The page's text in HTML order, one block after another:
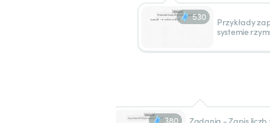
530
Przykłady
systemie
380